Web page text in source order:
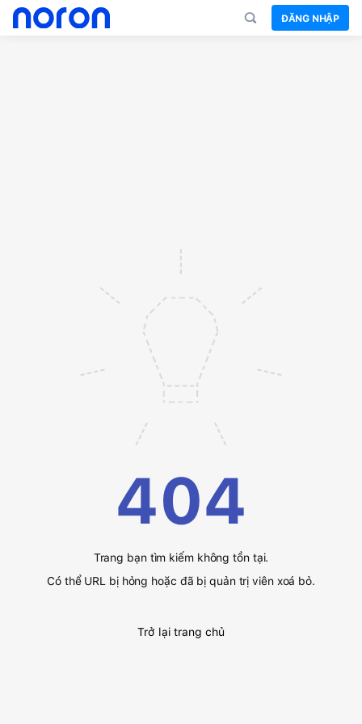
ĐĂNG NHẬP
404
Trang bạn tìm kiếm không tồn tại.
Có thể URL bị hỏng hoặc đã bị quản trị viên xoá bỏ.
Trở lại trang chủ